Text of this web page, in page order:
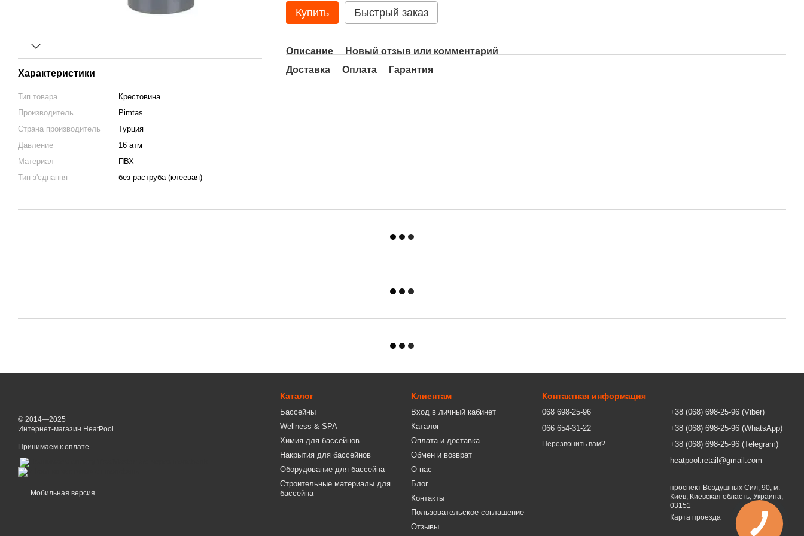
Характеристики
Тип товара
Крестовина
Производитель
Pimtas
Страна производитель
Турция
Давление
16 атм
Материал
ПВХ
Тип з'єднання
без раструба (клеевая)
Купить Быстрый заказ
Описание
Новый отзыв или комментарий
Доставка
Оплата Гарантия
© 2014—2025
Интернет-магазин HeatPool
Принимаем к оплате
Мобильная версия
Каталог
Бассейны
Wellness & SPA
Химия для бассейнов
Накрытия для бассейнов
Оборудование для бассейна
Строительные материалы для
бассейна
Клиентам
Вход в личный кабинет
Каталог
Оплата и доставка
Обмен и возврат
О нас
Блог
Контакты
Пользовательское соглашение
Отзывы
Контактная информация
068 698-25-96
066 654-31-22
Перезвонить вам?
+38 (068) 698-25-96 (Viber)
+38 (068) 698-25-96 (WhatsApp)
+38 (068) 698-25-96 (Telegram)
heatpool.retail@gmail.com
проспект Воздушных Сил, 90, м.
Киев, Киевская область, Украина,
03151
Карта проезда